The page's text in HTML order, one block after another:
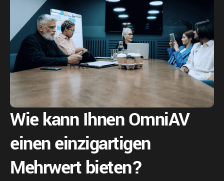
Wie kann Ihnen OmniAV
einen einzigartigen
Mehrwert bieten?